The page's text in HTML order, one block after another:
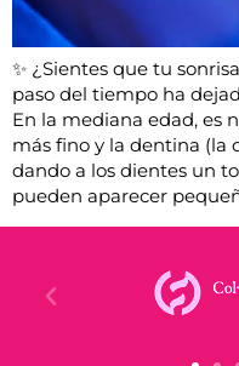
✨ ¿Sientes que tu
paso del tiempo ha
En la mediana edad, es
más fino y la dentina (la
dando a los dientes un
pueden aparecer